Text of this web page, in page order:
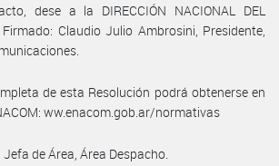
dese a la DIRECCIÓN NACIONAL DEL
Firmado: Claudio Julio Ambrosini, Presidente,
de esta Resolución podrá obtenerse en
ww.enacom.gob.ar/normativas
de Área, Área Despacho.